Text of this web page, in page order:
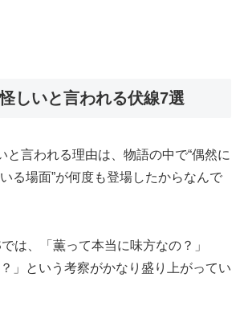
しいと言われる伏線7選
と言われる理由は、物語の中で“偶然に
る場面”が何度も登場したからなんで
は、「薫って本当に味方なの？」
？」という考察がかなり盛り上がってい